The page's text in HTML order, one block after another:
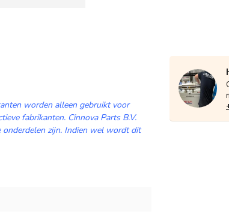
worden alleen gebruikt voor
fabrikanten. Cinnova Parts B.V.
onderdelen zijn. Indien wel wordt dit